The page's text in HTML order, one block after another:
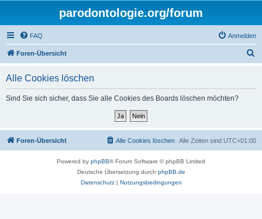
parodontologie.org/forum
FAQ Anmelden
Foren-Übersicht
Alle Cookies löschen
Sind Sie sich sicher, dass Sie alle Cookies des Boards löschen möchten?
Foren-Übersicht Alle Zeiten sind UTC+01:00
Alle Cookies löschen
Powered by phpBB® Forum Software © phpBB Limited
Deutsche Übersetzung durch phpBB.de
Datenschutz| Nutzungsbedingungen